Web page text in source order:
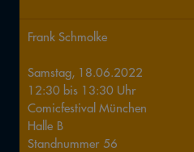
Frank Schmolke
Samstag, 18.06.2022
12:30 bis 13:30 Uhr
Comicfestival München
Halle B
Standnummer 56